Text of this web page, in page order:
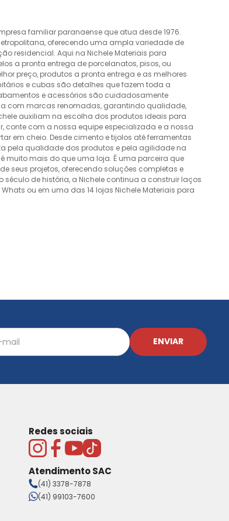
familiar paranaense que atua desde 1976.
oferecendo uma ampla variedade de
residencial. Aqui na Nichele Materiais para
a pronta entrega de porcelanatos, pisos, ou
preço, produtos a pronta entrega e as melhores
e cubas são detalhes que fazem toda a
e acessórios são cuidadosamente
com marcas renomadas, garantindo qualidade,
auxiliam na escolha dos produtos ideais para
conte com a nossa equipe especializada e a nossa
em cheio. Desde cimento e tijolos até ferramentas
pela qualidade dos produtos e pela agilidade na
muito mais do que uma loja. É uma parceira que
seus projetos, oferecendo soluções completas e
de história, a Nichele continua a construir laços
ou em uma das 14 lojas Nichele Materiais para
ENVIAR
Redes sociais
Atendimento SAC
(41) 3378-7878
(41) 99103-7600